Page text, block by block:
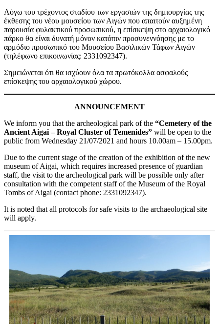
Λόγω του τρέχοντος σταδίου των εργασιών της δημιουργίας της
έκθεσης του νέου μουσείου των Αιγών που απαιτούν αυξημένη
παρουσία φυλακτικού προσωπικού, η επίσκεψη στο αρχαιολογικό
πάρκο θα είναι δυνατή μόνον κατόπιν προσυνεννόησης με το
αρμόδιο προσωπικό του Μουσείου Βασιλικών Τάφων Αιγών
(τηλέφωνο επικοινωνίας: 2331092347).
Σημειώνεται ότι θα ισχύουν όλα τα πρωτόκολλα ασφαλούς
επίσκεψης του αρχαιολογικού χώρου.
ANNOUNCEMENT
We inform you that the archeological park of the “Cemetery of the
Ancient Aigai – Royal Cluster of Temenides” will be open to the
public from Wednesday 21/07/2021 and hours 10.00am – 15.00pm.
Due to the current stage of the creation of the exhibition of the new
museum of Aigai, which requires increased presence of guardian
staff, the visit to the archeological park will be possible only after
consultation with the competent staff of the Museum of the Royal
Tombs of Aigai (contact phone: 2331092347).
It is noted that all protocols for safe visits to the archaeological site
will apply.